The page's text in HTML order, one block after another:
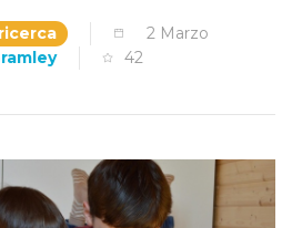
2 Marzo
42